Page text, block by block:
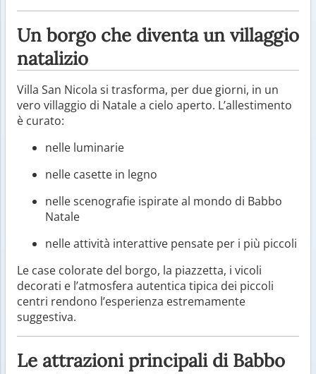
Un borgo che diventa un villaggio
natalizio
Villa San Nicola si trasforma, per due giorni, in un
vero villaggio di Natale a cielo aperto. L’allestimento
è curato:
nelle luminarie
nelle casette in legno
nelle scenografie ispirate al mondo di Babbo
Natale
nelle attività interattive pensate per i più piccoli
Le case colorate del borgo, la piazzetta, i vicoli
decorati e l’atmosfera autentica tipica dei piccoli
centri rendono l’esperienza estremamente
suggestiva.
Le attrazioni principali di Babbo